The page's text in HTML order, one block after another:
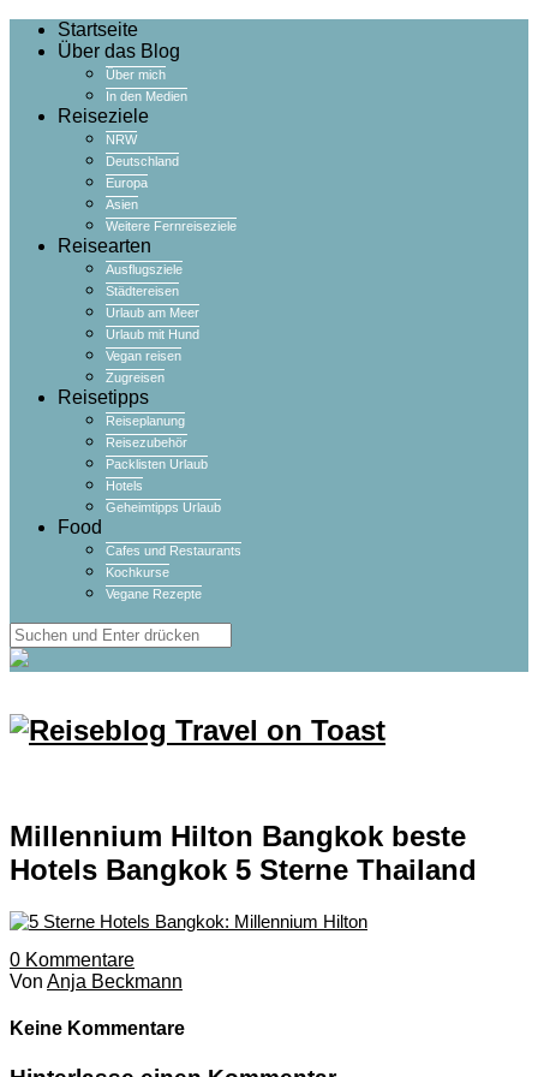
Startseite
Über das Blog
Über mich
In den Medien
Reiseziele
NRW
Deutschland
Europa
Asien
Weitere Fernreiseziele
Reisearten
Ausflugsziele
Städtereisen
Urlaub am Meer
Urlaub mit Hund
Vegan reisen
Zugreisen
Reisetipps
Reiseplanung
Reisezubehör
Packlisten Urlaub
Hotels
Geheimtipps Urlaub
Food
Cafes und Restaurants
Kochkurse
Vegane Rezepte
Millennium Hilton Bangkok beste
Hotels Bangkok 5 Sterne Thailand
0 Kommentare
Von Anja Beckmann
Keine Kommentare